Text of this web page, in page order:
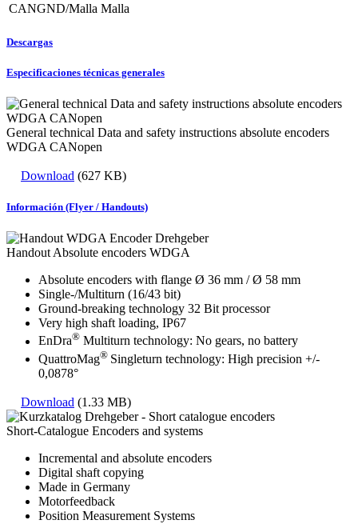
CANGND/Malla Malla
Descargas
Especificaciones técnicas generales
General technical Data and safety instructions absolute encoders
WDGA CANopen
Download (627 KB)
Información (Flyer / Handouts)
Handout Absolute encoders WDGA
Absolute encoders with flange Ø 36 mm / Ø 58 mm
Single-/Multiturn (16/43 bit)
Ground-breaking technology 32 Bit processor
Very high shaft loading, IP67
EnDra® Multiturn technology: No gears, no battery
QuattroMag® Singleturn technology: High precision +/-
0,0878°
Download (1.33 MB)
Short-Catalogue Encoders and systems
Incremental and absolute encoders
Digital shaft copying
Made in Germany
Motorfeedback
Position Measurement Systems